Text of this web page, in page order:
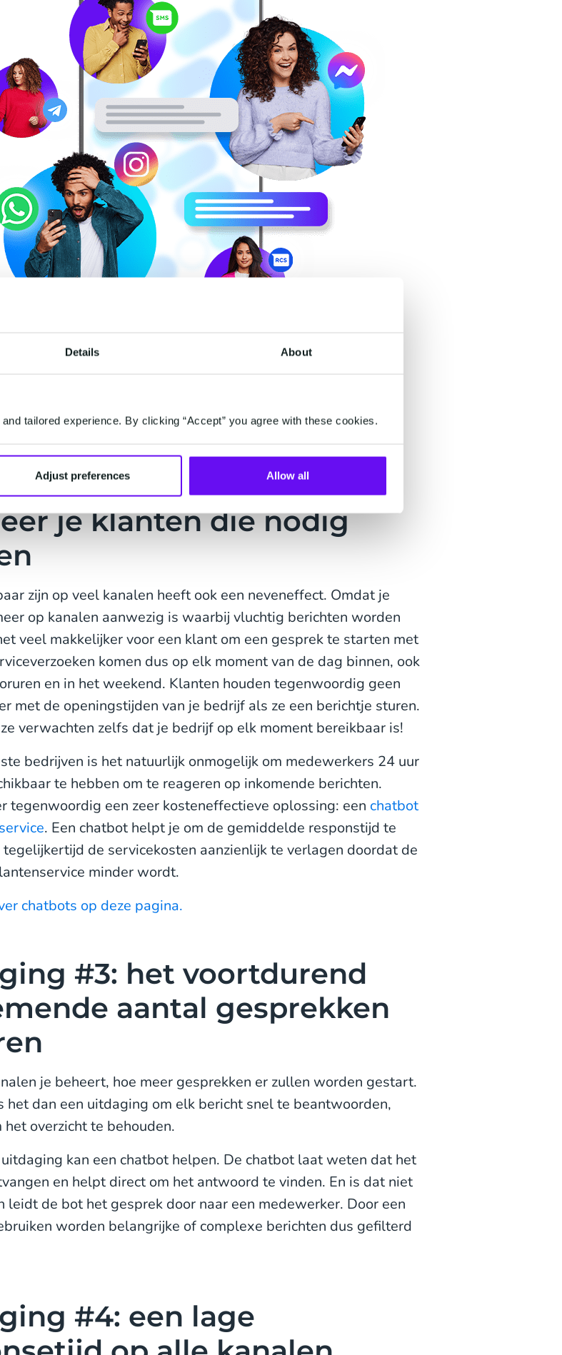
Details About
tailored experience. By clicking “Accept” you agree with these cookies.
Adjust preferences Allow all
#2: service bieden
je klanten die nodig
zijn op veel kanalen heeft ook een neveneffect. Omdat je
op kanalen aanwezig is waarbij vluchtig berichten worden
veel makkelijker voor een klant om een gesprek te starten met
komen dus op elk moment van de dag binnen, ook
en in het weekend. Klanten houden tegenwoordig geen
met de openingstijden van je bedrijf als ze een berichtje sturen.
verwachten zelfs dat je bedrijf op elk moment bereikbaar is!
bedrijven is het natuurlijk onmogelijk om medewerkers 24 uur
te hebben om te reageren op inkomende berichten.
tegenwoordig een zeer kosteneffectieve oplossing: een chatbot
. Een chatbot helpt je om de gemiddelde responstijd te
de servicekosten aanzienlijk te verlagen doordat de
minder wordt.
chatbots op deze pagina.
#3: het voortdurend
aantal gesprekken
je beheert, hoe meer gesprekken er zullen worden gestart.
het dan een uitdaging om elk bericht snel te beantwoorden,
het overzicht te behouden.
kan een chatbot helpen. De chatbot laat weten dat het
en helpt direct om het antwoord te vinden. En is dat niet
leidt de bot het gesprek door naar een medewerker. Door een
worden belangrijke of complexe berichten dus gefilterd
#4: een lage